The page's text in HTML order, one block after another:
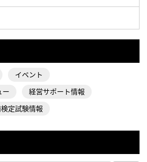
イベント
ー
経営サポート情報
検定試験情報